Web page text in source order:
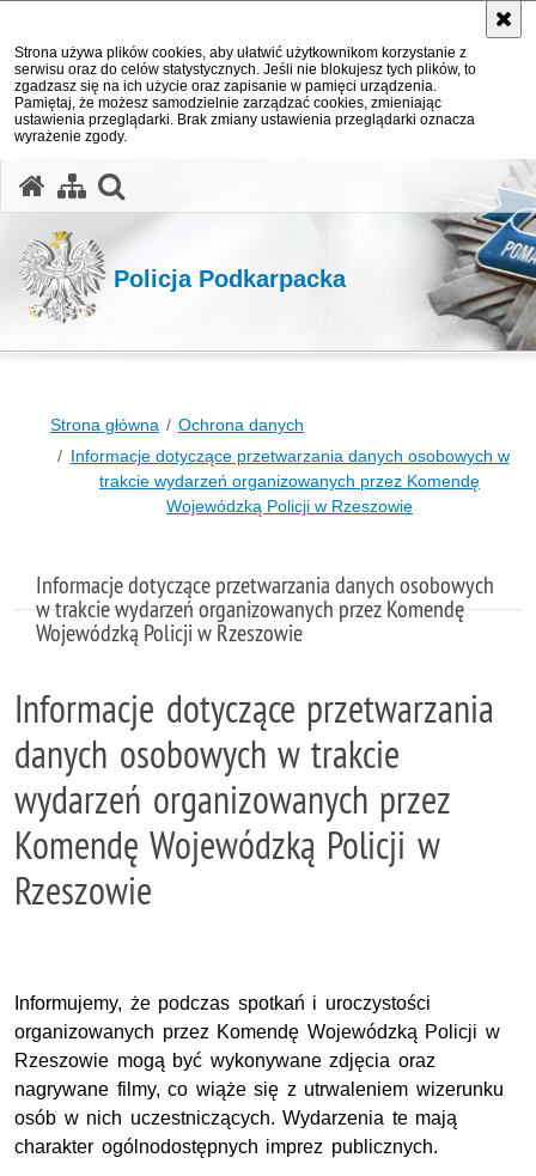
Strona używa plików cookies, aby ułatwić użytkownikom korzystanie z
serwisu oraz do celów statystycznych. Jeśli nie blokujesz tych plików, to
zgadzasz się na ich użycie oraz zapisanie w pamięci urządzenia.
Pamiętaj, że możesz samodzielnie zarządzać cookies, zmieniając
ustawienia przeglądarki. Brak zmiany ustawienia przeglądarki oznacza
wyrażenie zgody.
Policja Podkarpacka
Strona główna
Ochrona danych
Informacje dotyczące przetwarzania danych osobowych w
trakcie wydarzeń organizowanych przez Komendę
Wojewódzką Policji w Rzeszowie
Informacje dotyczące przetwarzania danych osobowych
w trakcie wydarzeń organizowanych przez Komendę
Wojewódzką Policji w Rzeszowie
Informacje dotyczące przetwarzania
danych osobowych w trakcie
wydarzeń organizowanych przez
Komendę Wojewódzką Policji w
Rzeszowie
Informujemy, że podczas spotkań i uroczystości
organizowanych przez Komendę Wojewódzką Policji w
Rzeszowie mogą być wykonywane zdjęcia oraz
nagrywane filmy, co wiąże się z utrwaleniem wizerunku
osób w nich uczestniczących. Wydarzenia te mają
charakter ogólnodostępnych imprez publicznych.